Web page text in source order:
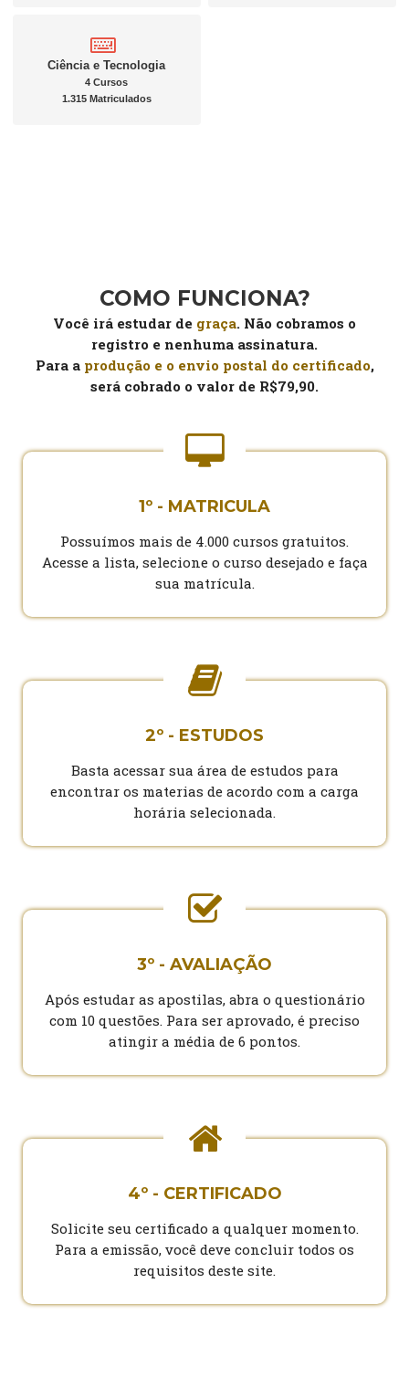
Ciência e Tecnologia
4 Cursos
1.315 Matriculados
COMO FUNCIONA?
Você irá estudar de graça. Não cobramos o
registro e nenhuma assinatura.
Para a produção e o envio postal do certificado,
será cobrado o valor de R$79,90.
1º - MATRICULA
Possuímos mais de 4.000 cursos gratuitos.
Acesse a lista, selecione o curso desejado e faça
sua matrícula.
2º - ESTUDOS
Basta acessar sua área de estudos para
encontrar os materias de acordo com a carga
horária selecionada.
3º - AVALIAÇÃO
Após estudar as apostilas, abra o questionário
com 10 questões. Para ser aprovado, é preciso
atingir a média de 6 pontos.
4º - CERTIFICADO
Solicite seu certificado a qualquer momento.
Para a emissão, você deve concluir todos os
requisitos deste site.